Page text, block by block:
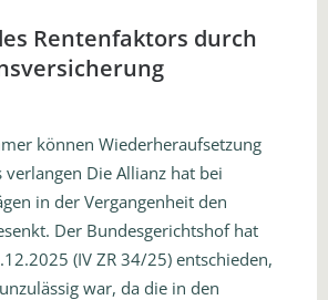
Rentenfaktors durch
können Wiederheraufsetzung
verlangen Die Allianz hat bei
in der Vergangenheit den
Der Bundesgerichtshof hat
(IV ZR 34/25) entschieden,
war, da die in den